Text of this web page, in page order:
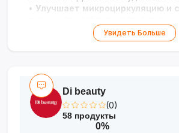
• Улучшает микроциркуляцию и
Подходит для всех типов кожи
эффективен для жирной и
Увидеть Больше
Di beauty
(0)
58 продукты
0%